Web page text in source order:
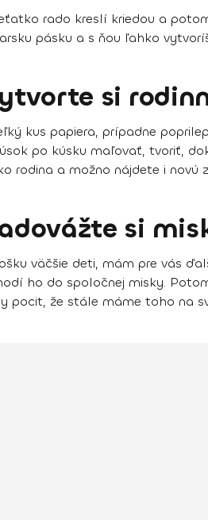
rado kreslí kriedou a
pásku a s ňou ľahko
si
kus papiera, prípadne
po kúsku maľovať, tvoriť,
rodina a možno nájdete i
si
väčšie deti, mám pre vás
ho do spoločnej misky.
pocit, že stále máme toho na